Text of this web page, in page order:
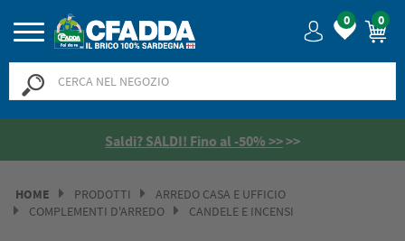
0 0
Saldi? SALDI! Fino al -50% >>>>
HOME PRODOTTI
ARREDO CASA E UFFICIO
COMPLEMENTI D'ARREDO
CANDELE E INCENSI